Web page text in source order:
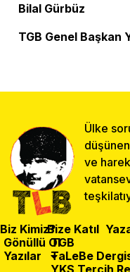
Bilal Gürbüz
TGB Genel Başkan
Ülke
ve
Biz Kimiz?
Gönüllü Ol
Yazılar
Bize Katıl
TGB
TaLeBe
YKS Tercih